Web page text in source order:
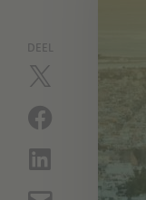
DEEL